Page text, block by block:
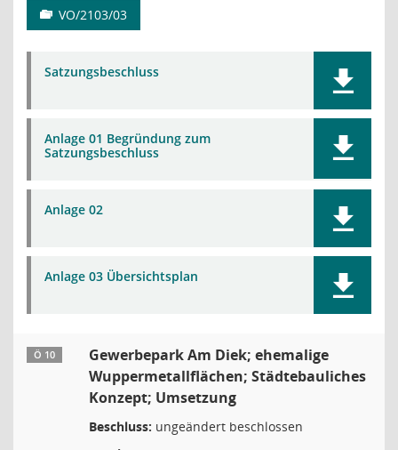
VO/2103/03
Satzungsbeschluss
Anlage 01 Begründung zum
Satzungsbeschluss
Anlage 02
Anlage 03 Übersichtsplan
Ö 10
Gewerbepark Am Diek; ehemalige
Wuppermetallflächen; Städtebauliches
Konzept; Umsetzung
Beschluss: ungeändert beschlossen